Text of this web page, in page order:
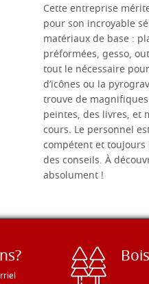
Cette entreprise
pour son incroyable
matériaux de base :
préformées, gesso,
tout le nécessaire
d’icônes ou la
trouve de
peintes, des livres, et
cours. Le personnel
compétent et
des conseils. À
absolument !